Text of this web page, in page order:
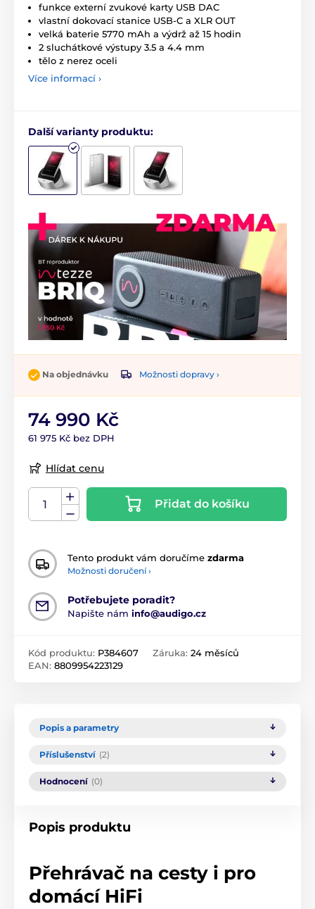
funkce externí zvukové karty USB DAC
vlastní dokovací stanice USB-C a XLR OUT
velká baterie 5770 mAh a výdrž až 15 hodin
2 sluchátkové výstupy 3.5 a 4.4 mm
tělo z nerez oceli
Více informací ›
Další varianty produktu:
Na objednávku Možnosti dopravy ›
74 990 Kč
61 975 Kč bez DPH
Hlídat cenu
Přidat do košíku
Tento produkt vám doručíme zdarma
Možnosti doručení ›
Potřebujete poradit?
Napište nám info@audigo.cz
Kód produktu: P384607
EAN: 8809954223129
Záruka: 24 měsíců
Popis a parametry
Příslušenství (2)
Hodnocení (0)
Popis produktu
Přehrávač na cesty i pro
domácí HiFi